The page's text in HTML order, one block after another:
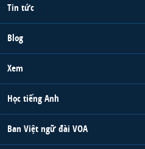
Tin tức
Blog
Xem
Học tiếng Anh
Ban Việt ngữ đài VOA